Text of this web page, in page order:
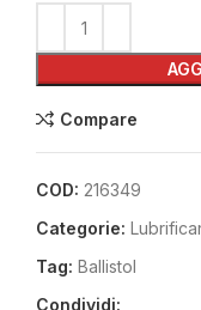
Compare
COD: 216349
Categorie:
Tag: Ballistol
Condividi: